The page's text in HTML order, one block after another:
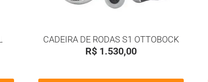
CADEIRA DE RODAS S1 OTTOBOCK
R$ 1.530,00